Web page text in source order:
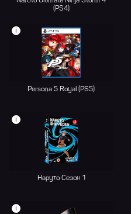
(PS4)
i
Persona 5 Royal (PS5)
i
Наруто Сезон 1
i